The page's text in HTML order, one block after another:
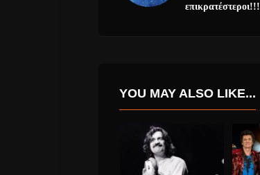
επικρατέστεροι!!!
YOU MAY ALSO LIKE...